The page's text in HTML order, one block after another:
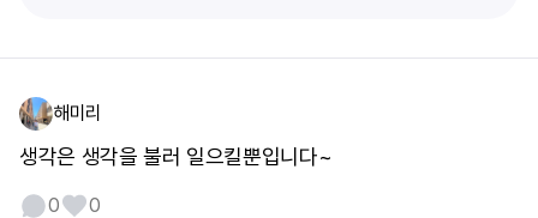
해미리
생각은 생각을 불러 일으킬뿐입니다~
0 0